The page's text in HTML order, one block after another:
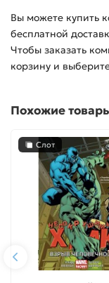
Вы можете купить
бесплатной
Чтобы заказать
корзину и
Похожие
Слот